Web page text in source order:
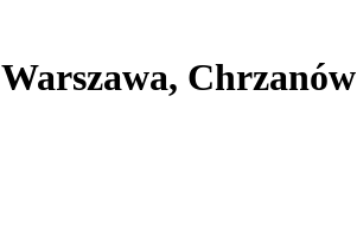
Warszawa, Chrzanów